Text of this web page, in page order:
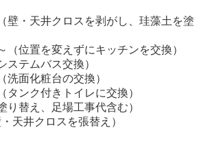
壁・天井クロスを剥がし、珪藻土を塗
（位置を変えずにキッチンを交換）
ステムバス交換）
洗面化粧台の交換）
タンク付きトイレに交換）
り替え、足場工事代含む）
天井クロスを張替え）